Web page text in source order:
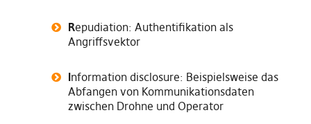
Repudiation: Authentifikation als
Angriffsvektor
Information disclosure: Beispielsweise das
Abfangen von Kommunikationsdaten
zwischen Drohne und Operator